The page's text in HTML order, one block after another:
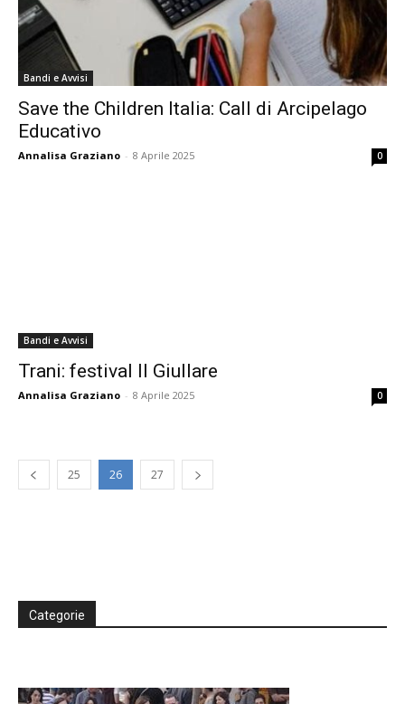
Bandi e Avvisi
Save the Children Italia: Call di Arcipelago
Educativo
Annalisa Graziano - 8 Aprile 2025 0
Bandi e Avvisi
Trani: festival Il Giullare
Annalisa Graziano - 8 Aprile 2025 0
25 26 27
Categorie